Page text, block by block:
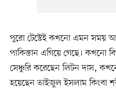
পুরো টেস্টেই কখনো এমন সময়
পাকিস্তান এগিয়ে গেছে। কখনো
সেঞ্চুরি করেছেন লিটন দাস,
হয়েছেন তাইজুল ইসলাম কিংবা